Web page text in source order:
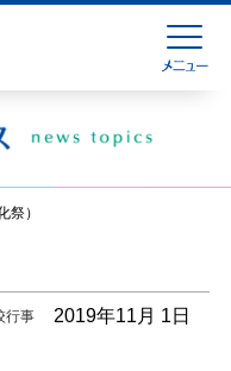
祭）
行事 2019年11月 1日